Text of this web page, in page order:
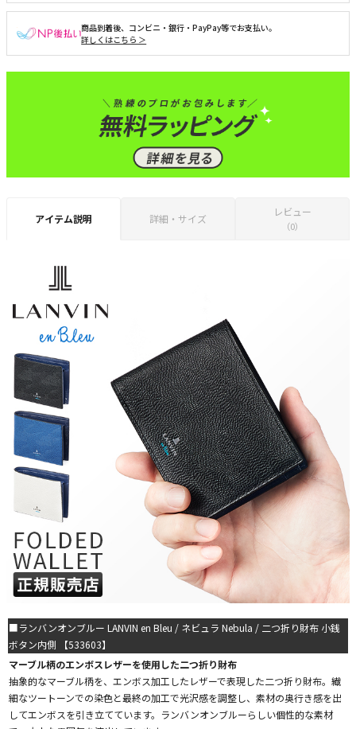
商品到着後、コンビニ・銀行・PayPay等でお支払い。
詳しくはこちら ＞
アイテム説明 詳細・サイズ
レビュー
（0）
■ランバンオンブルー LANVIN en Bleu / ネビュラ Nebula / 二つ折り財布 小銭
ボタン内側 【533603】
マーブル柄のエンボスレザーを使用した二つ折り財布
抽象的なマーブル柄を、エンボス加工したレザーで表現した二つ折り財布。繊
細なツートーンでの染色と最終の加工で光沢感を調整し、素材の奥行き感を出
してエンボスを引き立てています。ランバンオンブルーらしい個性的な素材